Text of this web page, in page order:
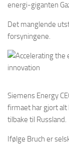
energi-giganten
Det manglende
forsyningene.
Siemens Energy
firmaet har gjort
tilbake til Russland.
Ifølge Bruch er